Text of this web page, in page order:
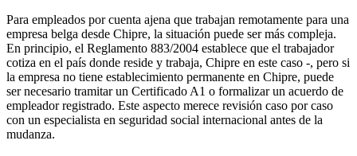
Para empleados por cuenta ajena que trabajan remotamente para una
empresa belga desde Chipre, la situación puede ser más compleja.
En principio, el Reglamento 883/2004 establece que el trabajador
cotiza en el país donde reside y trabaja, Chipre en este caso -, pero si
la empresa no tiene establecimiento permanente en Chipre, puede
ser necesario tramitar un Certificado A1 o formalizar un acuerdo de
empleador registrado. Este aspecto merece revisión caso por caso
con un especialista en seguridad social internacional antes de la
mudanza.